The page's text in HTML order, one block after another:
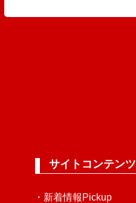
サイトコンテンツ
・新着情報Pickup